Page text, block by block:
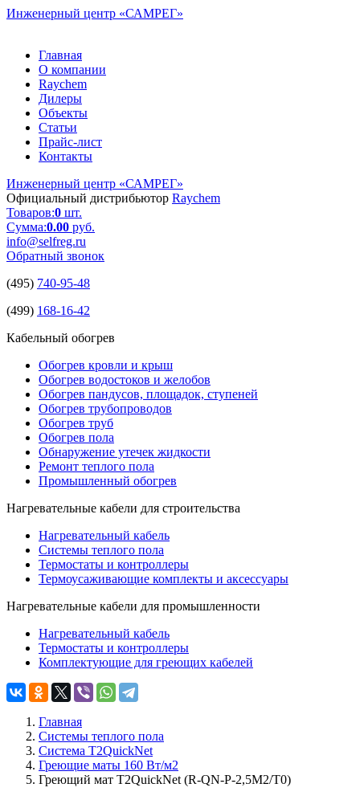
Инженерный центр «САМРЕГ»
Главная
О компании
Raychem
Дилеры
Объекты
Статьи
Прайс-лист
Контакты
Инженерный центр «САМРЕГ»
Официальный дистрибьютор Raychem
Товаров:0 шт.
Сумма:0.00 руб.
info@selfreg.ru
Обратный звонок
(495) 740-95-48
(499) 168-16-42
Кабельный обогрев
Обогрев кровли и крыш
Обогрев водостоков и желобов
Обогрев пандусов, площадок, ступеней
Обогрев трубопроводов
Обогрев труб
Обогрев пола
Обнаружение утечек жидкости
Ремонт теплого пола
Промышленный обогрев
Нагревательные кабели для строительства
Нагревательный кабель
Системы теплого пола
Термостаты и контроллеры
Термоусаживающие комплекты и аксессуары
Нагревательные кабели для промышленности
Нагревательный кабель
Термостаты и контроллеры
Комплектующие для греющих кабелей
Главная
Системы теплого пола
Система T2QuickNet
Греющие маты 160 Вт/м2
Греющий мат T2QuickNet (R-QN-P-2,5M2/T0)